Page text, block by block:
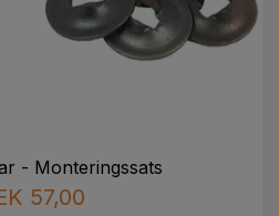
- Monteringssats
57,00